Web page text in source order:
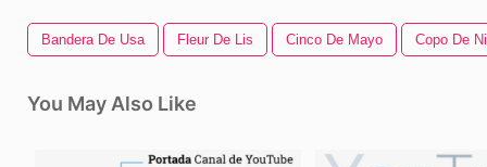
Bandera De Usa Fleur De Lis Cinco De Mayo Copo De
You May Also Like